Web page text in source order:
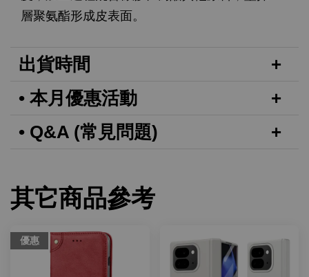
層聚氨酯形成皮表面。
出貨時間
• 本月優惠活動
• Q&A (常見問題)
其它商品參考
優惠